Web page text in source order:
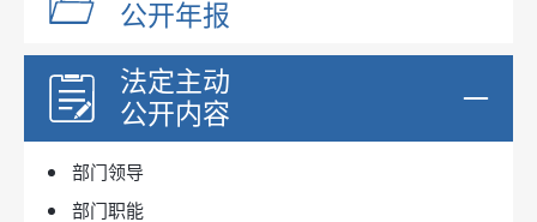
公开年报
法定主动
公开内容
部门领导
部门职能